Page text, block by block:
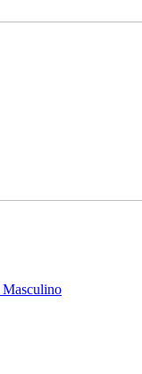
Masculino